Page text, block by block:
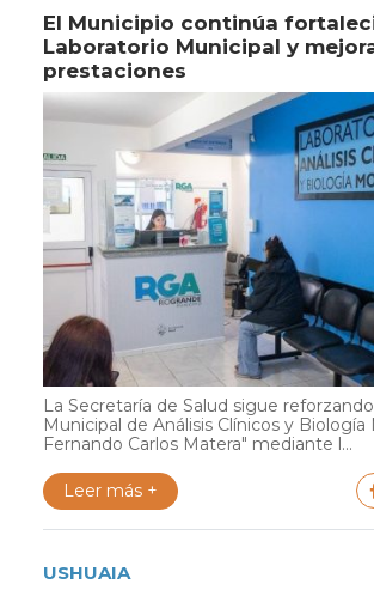
El Municipio continúa
Laboratorio Municipal y
prestaciones
La Secretaría de Salud sigue
Municipal de Análisis Clínicos y Biología
Fernando Carlos Matera" mediante l...
Leer más +
USHUAIA